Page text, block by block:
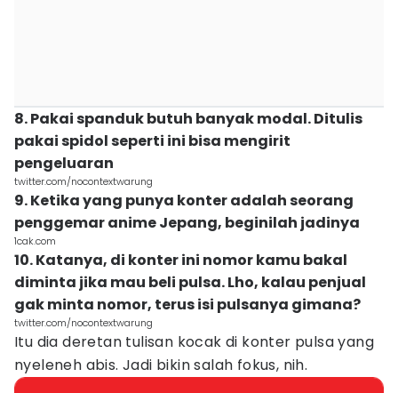
8. Pakai spanduk butuh banyak modal. Ditulis
pakai spidol seperti ini bisa mengirit
pengeluaran
twitter.com/nocontextwarung
9. Ketika yang punya konter adalah seorang
penggemar anime Jepang, beginilah jadinya
1cak.com
10. Katanya, di konter ini nomor kamu bakal
diminta jika mau beli pulsa. Lho, kalau penjual
gak minta nomor, terus isi pulsanya gimana?
twitter.com/nocontextwarung
Itu dia deretan tulisan kocak di konter pulsa yang
nyeleneh abis. Jadi bikin salah fokus, nih.